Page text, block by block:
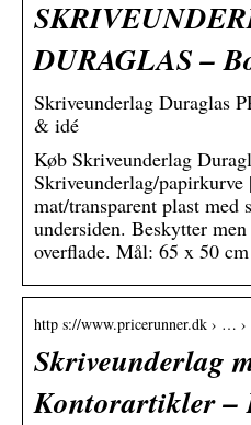
DURAGLAS –
Skriveunderlag Duraglas
& idé
Køb Skriveunderlag
Skriveunderlag/
mat/transparent plast med
undersiden. Beskytter
overflade. Mål: 65 x 50
http s://www.pricerunner.dk › …
Skriveunderlag
Kontorartikler –